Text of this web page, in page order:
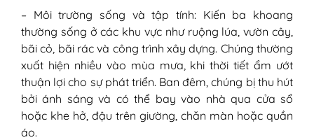
2. Tổn thương sâu và loét
3. Sẹo vĩnh viễn
4. Phản ứng dị ứng nghiêm trọng
5. Đau và khó chịu kéo dài
6. Tác động toàn thân (hiếm gặp)
7. Hạn chế vận động
V - Cách xử lý vết bỏng kiến ba khoang
1. Xử lý vết bỏng kiến ba khoang
– Môi trường sống và tập tính: Kiến ba khoang
thường sống ở các khu vực như ruộng lúa, vườn cây,
bãi cỏ, bãi rác và công trình xây dựng. Chúng thường
xuất hiện nhiều vào mùa mưa, khi thời tiết ẩm ướt
thuận lợi cho sự phát triển. Ban đêm, chúng bị thu hút
bởi ánh sáng và có thể bay vào nhà qua cửa sổ
hoặc khe hở, đậu trên giường, chăn màn hoặc quần
áo.